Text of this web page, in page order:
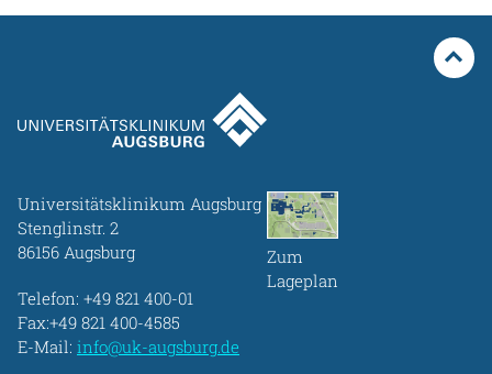
Universitätsklinikum Augsburg
Stenglinstr. 2
86156 Augsburg
Telefon: +49 821 400-01
Fax:+49 821 400-4585
E-Mail: info@uk-augsburg.de
Zum
Lageplan